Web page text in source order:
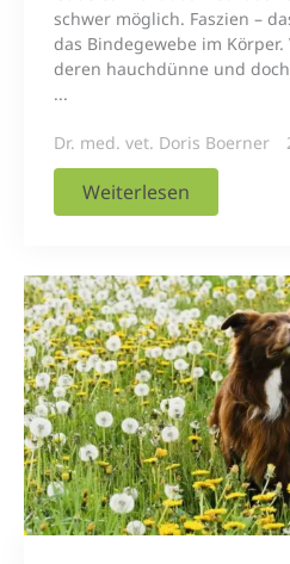
schwer möglich. Faszien –
das Bindegewebe im
deren hauchdünne und
...
Dr. med. vet. Doris Boerner
Weiterlesen